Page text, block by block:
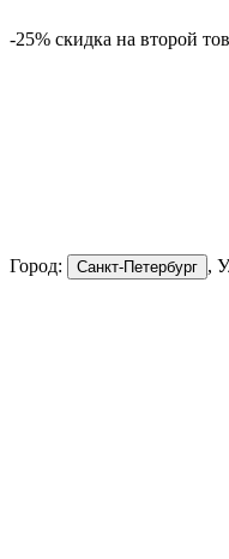
-25% скидка на второй
Город: Санкт-Петербург ,